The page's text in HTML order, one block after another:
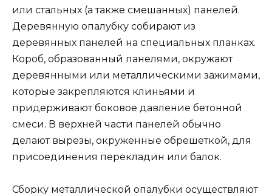
или стальных (а также смешанных) панелей.
Деревянную опалубку собирают из
деревянных панелей на специальных планках.
Короб, образованный панелями, окружают
деревянными или металлическими зажимами,
которые закрепляются клиньями и
придерживают боковое давление бетонной
смеси. В верхней части панелей обычно
делают вырезы, окруженные обрешеткой, для
присоединения перекладин или балок.
Сборку металлической опалубки осуществляют